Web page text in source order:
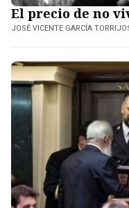
El precio de no
JOSÉ VICENTE GARCÍA